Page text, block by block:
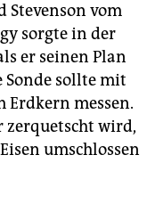
Stevenson vom
sorgte in der
er seinen Plan
sollte mit
Erdkern messen.
zerquetscht wird,
umschlossen